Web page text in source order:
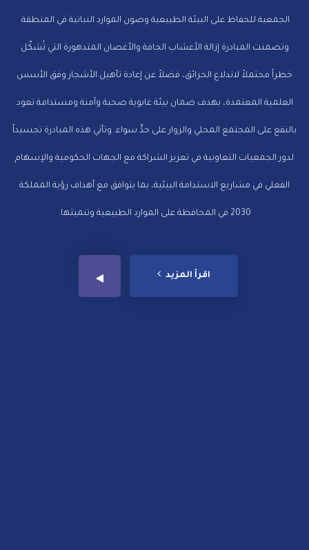
الجمعية للحفاظ على البيئة الطبيعية وصون الموارد النباتية في المنطقة.
وتضمنت المبادرة إزالة الأعشاب الجافة والأغصان المتدهورة التي تُشكّل
خطراً محتملاً لاندلاع الحرائق، فضلاً عن إعادة تأهيل الأشجار وفق الأسس
العلمية المعتمدة، بهدف ضمان بيئة غابوية صحية وآمنة ومستدامة تعود
بالنفع على المجتمع المحلي والزوار على حدٍّ سواء. وتأتي هذه المبادرة تجسيداً
لدور الجمعيات التعاونية في تعزيز الشراكة مع الجهات الحكومية والإسهام
الفعلي في مشاريع الاستدامة البيئية، بما يتوافق مع أهداف رؤية المملكة
2030 في المحافظة على الموارد الطبيعية وتنميتها.
اقرأ المزيد